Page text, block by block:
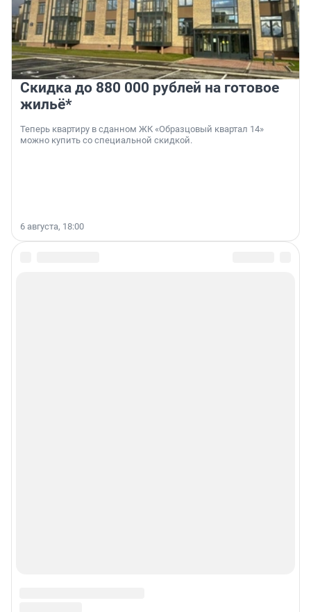
Скидка до 880 000 рублей на готовое
жильё*
Теперь квартиру в сданном ЖК «Образцовый квартал 14»
можно купить со специальной скидкой.
6 августа, 18:00